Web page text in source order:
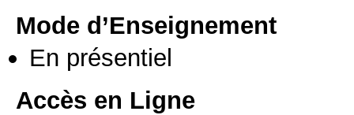
Mode d’Enseignement
En présentiel
Accès en Ligne